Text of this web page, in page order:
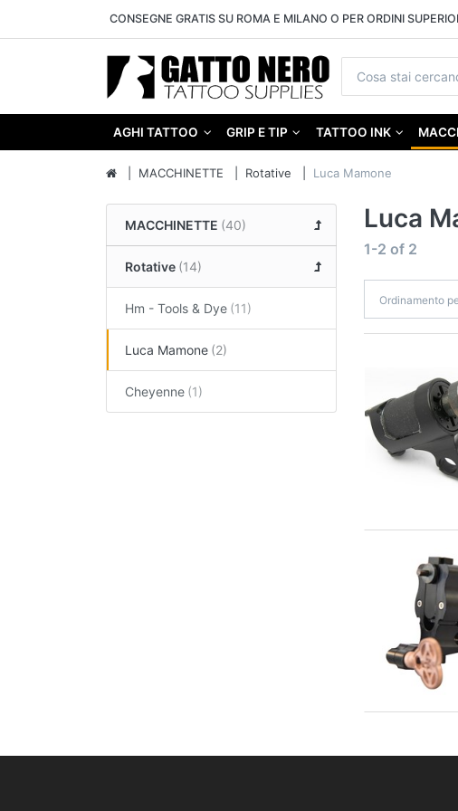
CONSEGNE GRATIS SU ROMA E MILANO O PER ORDINI
AGHI TATTOO GRIP E TIP TATTOO INK
MACCHINETTE Rotative Luca Mamone
MACCHINETTE
Rotative
Hm - Tools & Dye
Luca Mamone
Cheyenne
Luca
1-2 of 2
Ordinamento